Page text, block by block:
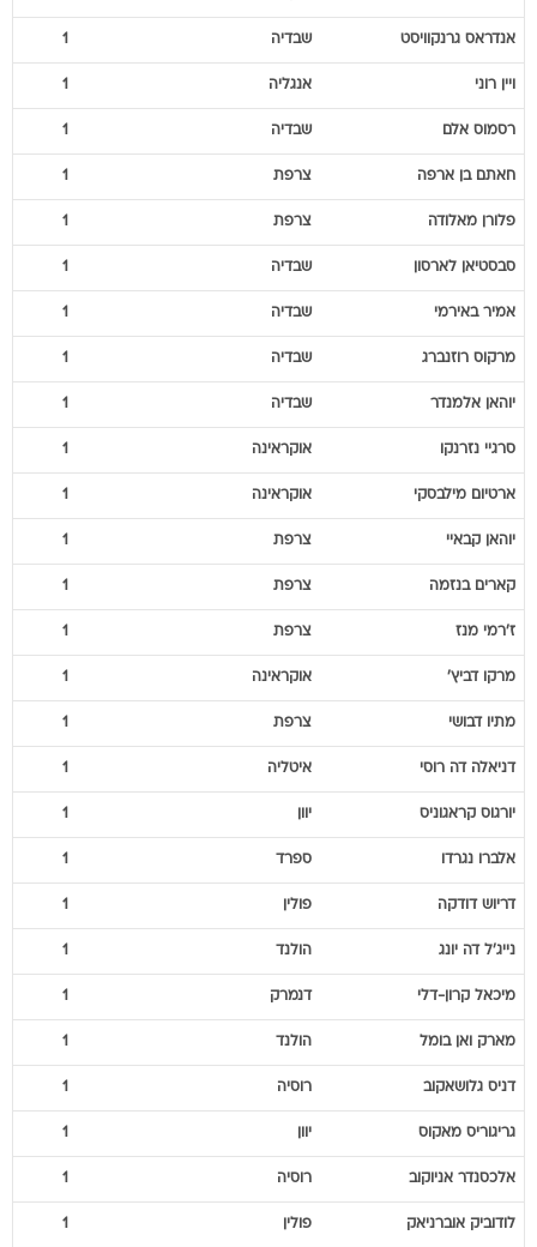
אנדראס גרנקוויסט שבדיה 1
ויין רוני אנגליה 1
רסמוס אלם שבדיה 1
חאתם בן ארפה צרפת 1
פלורן מאלודה צרפת 1
סבסטיאן לארסון שבדיה 1
אמיר באירמי שבדיה 1
מרקוס רוזנברג שבדיה 1
יוהאן אלמנדר שבדיה 1
סרגיי נזרנקו אוקראינה 1
ארטיום מילבסקי אוקראינה 1
יוהאן קבאיי צרפת 1
קארים בנזמה צרפת 1
ז'רמי מנז צרפת 1
מרקו דביץ' אוקראינה 1
מתיו דבושי צרפת 1
דניאלה דה רוסי איטליה 1
יורגוס קראגוניס יוון 1
אלברו נגרדו ספרד 1
דריוש דודקה פולין 1
נייג'ל דה יונג הולנד 1
מיכאל קרון-דלי דנמרק 1
מארק ואן בומל הולנד 1
דניס גלושאקוב רוסיה 1
גריגוריס מאקוס יוון 1
אלכסנדר אניוקוב רוסיה 1
לודוביק אוברניאק פולין 1